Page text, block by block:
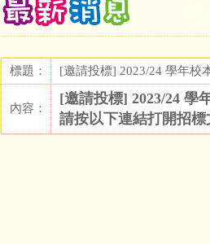
標題： [邀請投標] 2023/24 學年校
內容：
[邀請投標] 2023/24 學
請按以下連結打開招標